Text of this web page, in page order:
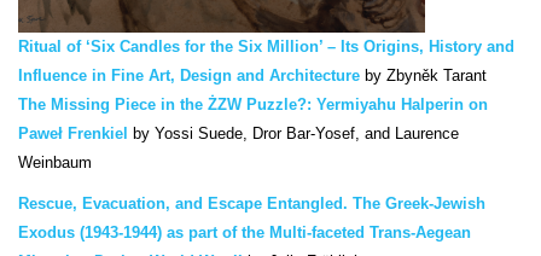
Ritual of ‘Six Candles for the Six Million’ – Its Origins, History and
Influence in Fine Art, Design and Architecture by Zbyněk Tarant
The Missing Piece in the ŻZW Puzzle?: Yermiyahu Halperin on
Paweł Frenkiel
by Yossi Suede, Dror Bar-Yosef, and Laurence
Weinbaum
Rescue, Evacuation, and Escape Entangled. The Greek-Jewish
Exodus (1943-1944) as part of the Multi-faceted Trans-Aegean